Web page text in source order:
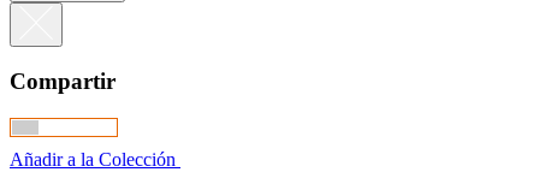
Compartir
Añadir a la Colección